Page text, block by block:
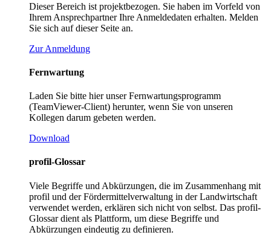
Dieser Bereich ist projektbezogen. Sie haben im Vorfeld von
Ihrem Ansprechpartner Ihre Anmeldedaten erhalten. Melden
Sie sich auf dieser Seite an.
Zur Anmeldung
Fernwartung
Laden Sie bitte hier unser Fernwartungsprogramm
(TeamViewer-Client) herunter, wenn Sie von unseren
Kollegen darum gebeten werden.
Download
profil-Glossar
Viele Begriffe und Abkürzungen, die im Zusammenhang mit
profil und der Fördermittelverwaltung in der Landwirtschaft
verwendet werden, erklären sich nicht von selbst. Das profil-
Glossar dient als Plattform, um diese Begriffe und
Abkürzungen eindeutig zu definieren.